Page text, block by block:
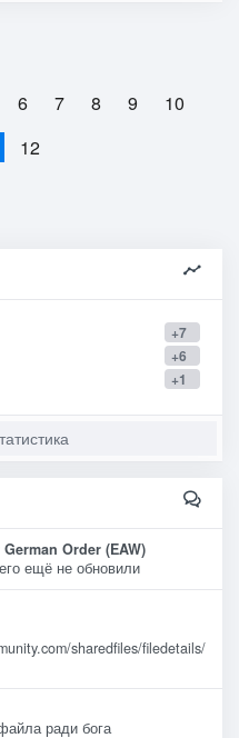
6 7 8 9 10
12
+7
+6
+1
Order (EAW)
ещё не обновили
sharedfiles/filedetails/
ради бога